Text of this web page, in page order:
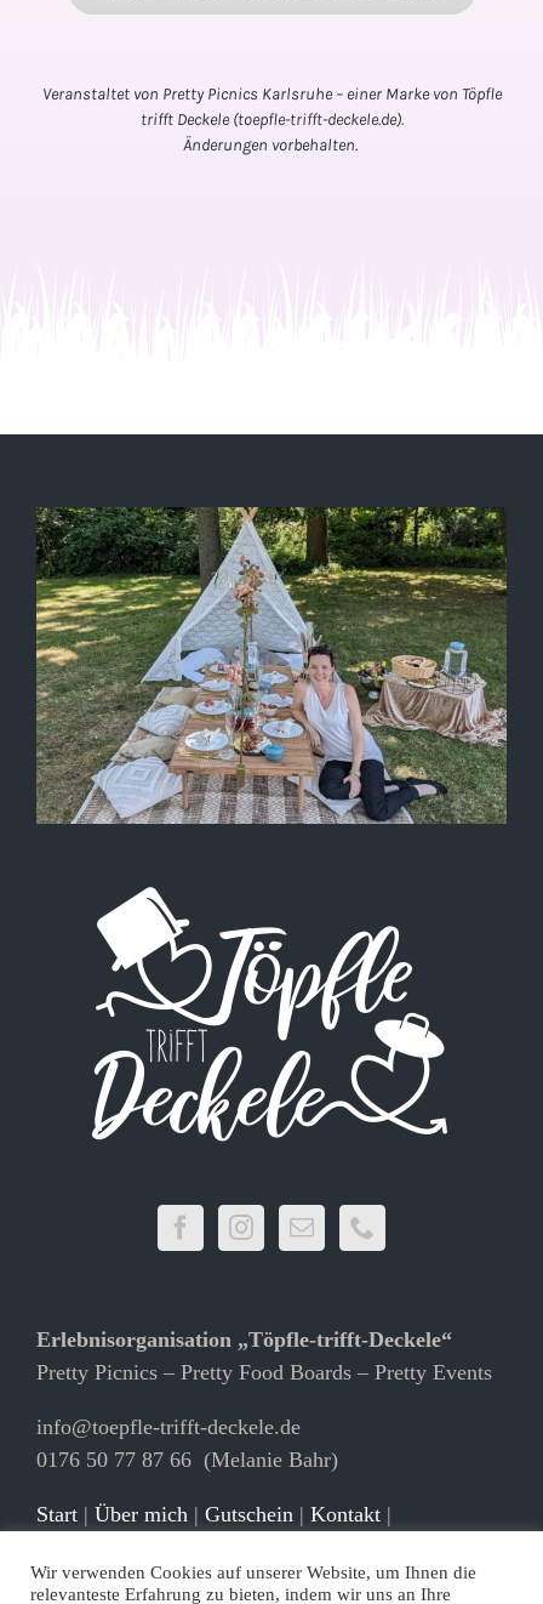
Veranstaltet von Pretty Picnics Karlsruhe – einer Marke von Töpfle
trifft Deckele (toepfle-trifft-deckele.de).
Änderungen vorbehalten.
Erlebnisorganisation „Töpfle-trifft-Deckele“
Pretty Picnics – Pretty Food Boards – Pretty Events
info@toepfle-trifft-deckele.de
0176 50 77 87 66 (Melanie Bahr)
Start | Über mich | Gutschein | Kontakt |
Impressum| AGB| Datenschutz
Wir verwenden Cookies auf unserer Website, um Ihnen die
relevanteste Erfahrung zu bieten, indem wir uns an Ihre